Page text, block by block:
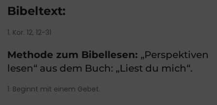
Bibeltext:
1. Kor. 12, 12-31
Methode zum Bibellesen: „Perspektiven
lesen“ aus dem Buch: „Liest du mich“.
1. Beginnt mit einem Gebet.